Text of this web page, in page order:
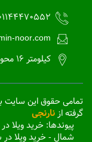
noor.com
کیلومتر 16 محور آمل به چمستان - ابتدای روستای رمشی
تمامی حقوق این سایت
گرفته ازنارنجی
پیوندها: خرید ویلا
شمال -خرید ویلا